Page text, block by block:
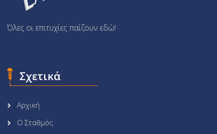
Όλες οι επιτυχίες παίζουν εδώ!
Σχετικά
Αρχική
Ο Σταθμός